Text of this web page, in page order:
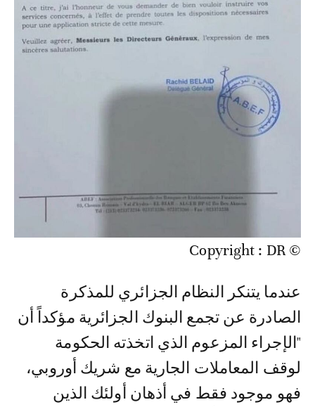
© Copyright : DR
عندما يتنكر النظام الجزائري للمذكرة
الصادرة عن تجمع البنوك الجزائرية مؤكداً أن
"الإجراء المزعوم الذي اتخذته الحكومة
لوقف المعاملات الجارية مع شريك أوروبي،
فهو موجود فقط في أذهان أولئك الذين